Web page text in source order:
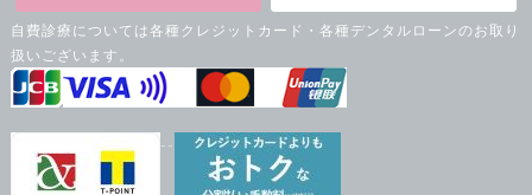
自費診療については各種クレジットカード・各種デンタルローンのお取り
扱いございます。
--